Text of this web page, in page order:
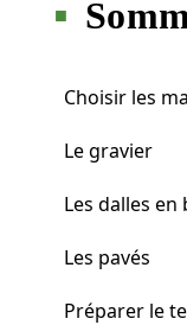
Choisir les
Le gravier
Les dalles en
Les pavés
Préparer le